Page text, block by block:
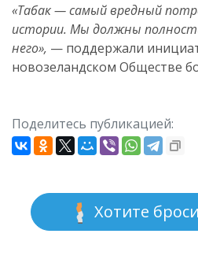
«Табак — самый вредный
истории. Мы должны
него», — поддержали
новозеландском Обществе
Поделитесь публикацией:
Хотите